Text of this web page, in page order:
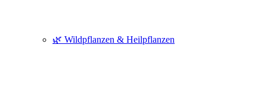
🌿 Wildpflanzen & Heilpflanzen